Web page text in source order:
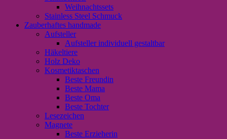
Weihnachtssets
Stainless Steel Schmuck
Zauberhaftes handmade
Aufsteller
Aufsteller individuell gestaltbar
Häkeltiere
Holz Deko
Kosmetiktaschen
Beste Freundin
Beste Mama
Beste Oma
Beste Tochter
Lesezeichen
Magnete
Beste Erzieherin